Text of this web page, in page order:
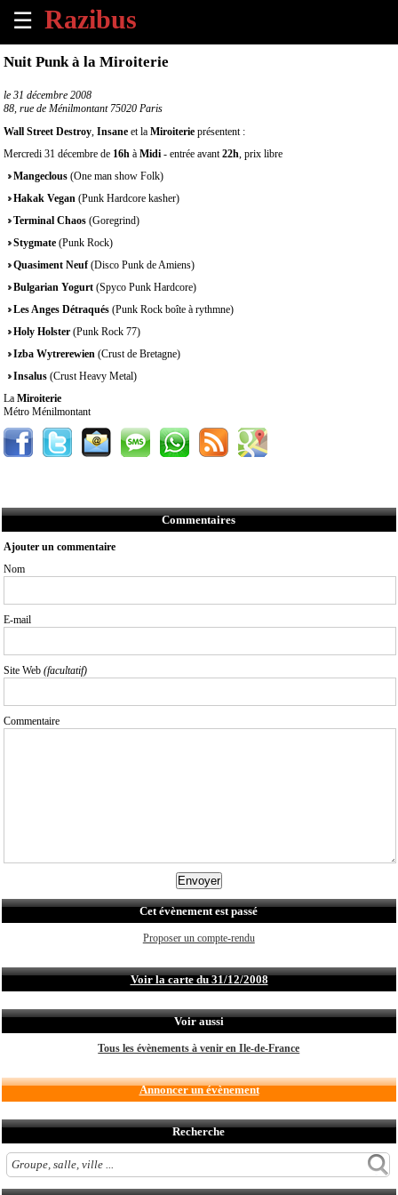
☰
×
Tous
évènements
à
venir
un
évènement
Contact
À
Nuit Punk à la Miroiterie
le 31 décembre 2008
88, rue de Ménilmontant 75020 Paris
Wall Street Destroy, Insane et la Miroiterie présentent :
Mercredi 31 décembre de 16h à Midi - entrée avant22h, prix libre
Mangeclous (One man show Folk)
Hakak Vegan (Punk Hardcore kasher)
Terminal Chaos (Goregrind)
Stygmate (Punk Rock)
Quasiment Neuf(Disco Punk de Amiens)
Bulgarian Yogurt (Spyco Punk Hardcore)
Les Anges Détraqués (Punk Rock boîte à rythmne)
Holy Holster (Punk Rock 77)
Izba Wytrerewien (Crust de Bretagne)
Insalus (Crust Heavy Metal)
La Miroiterie
Métro Ménilmontant
Commentaires
Ajouter un commentaire
Nom
E-mail
Site Web (facultatif)
Commentaire
Cet évènement est passé
Proposer un compte-rendu
Voir la carte du 31/12/2008
Voir aussi
Tous les évènements à venir en Ile-de-France
Annoncer un évènement
Recherche